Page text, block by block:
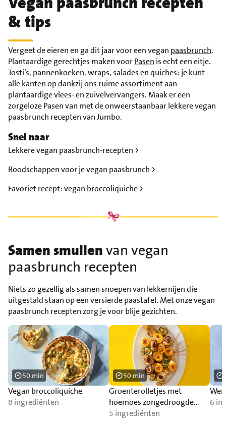
& tips
Vergeet de eieren en ga dit jaar voor een vegan paasbrunch.
Plantaardige gerechtjes maken voorPasen is echt een eitje.
Tosti’s, pannenkoeken, wraps, salades en quiches: je kunt
alle kanten op dankzij ons ruime assortiment aan
plantaardige vlees- en zuivelvervangers. Maak er een
zorgeloze Pasen van met de onweerstaanbaar lekkere vegan
paasbrunch recepten van Jumbo.
Snel naar
Lekkere vegan paasbrunch-recepten
Boodschappen voor je vegan paasbrunch
Favoriet recept: vegan broccoliquiche
Samen smullenvan vegan
paasbrunch recepten
Niets zo gezellig als samen snoepen van lekkernijen die
uitgestald staan op een versierde paastafel. Met onze vegan
paasbrunch recepten zorg je voor blije gezichten.
Vegan broccoliquiche
8 ingrediënten
50 min
Groenterolletjes met
hoemoes zongedroogde
tomaat
5 ingrediënten
50 min
6